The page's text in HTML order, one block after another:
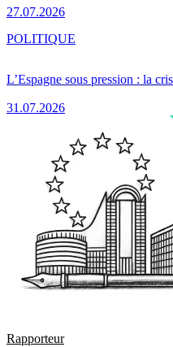
27.07.2026
L’Espagne sous pression : la
31.07.2026
POLITIQUE
Rapporteur